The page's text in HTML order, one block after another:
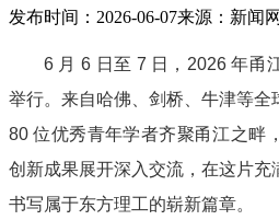
发布时间：2026-06-07来源：新闻网
6 月 6 日至 7 日，2026 年甬
举行。来自哈佛、剑桥、牛津等全
80 位优秀青年学者齐聚甬江之畔
创新成果展开深入交流，在这片充
书写属于东方理工的崭新篇章。